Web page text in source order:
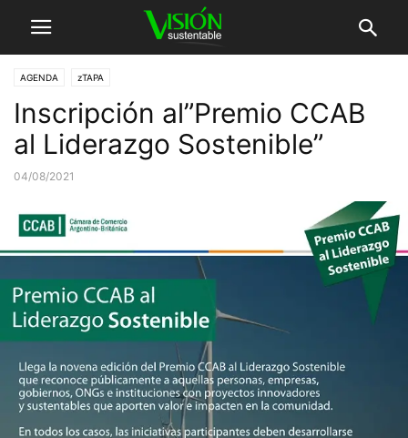
AGENDA zTAPA
Inscripción al”Premio CCAB
al Liderazgo Sostenible”
04/08/2021